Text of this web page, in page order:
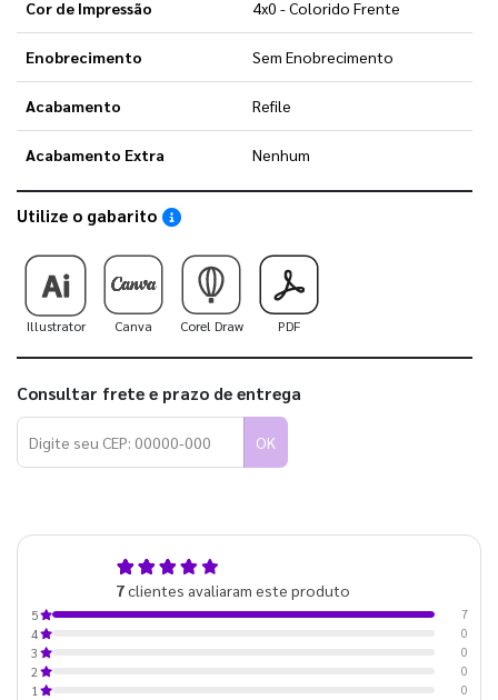
Cor de Impressão 4x0 - Colorido Frente
Enobrecimento Sem Enobrecimento
Acabamento Refile
Acabamento Extra Nenhum
Utilize o gabarito Saiba como utilizar os nossos gabaritos
Illustrator Canva Corel Draw PDF
Consultar frete e prazo de entrega
OK
7clientes avaliaram este produto
5
7
4
0
3
0
2
0
1
0